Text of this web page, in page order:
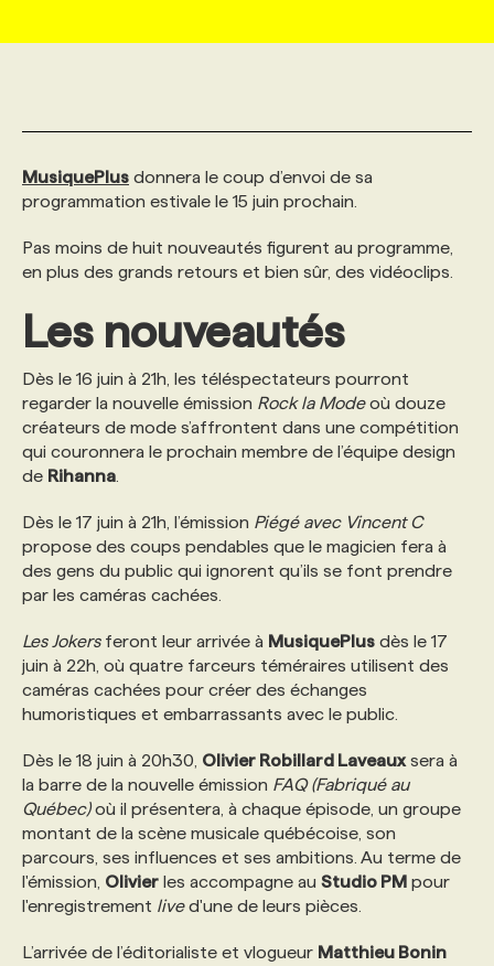
AFFAIRES DE L'INDUSTRIE
INITIATIVES NUMÉRIQUES
PRIX ET DISTINCTIONS
TENDANCES
WEB & MÉDIAS SOCIAUX
MARKETING DURABLE
GEO/SEO
ÉVÉNEMENTIEL
NOS AUTEUR‧RICES
INFOLETTRE PUBLICITÉ
ANNONCEZ AVEC NOUS
CONSULTER LA CVTHÈQUE
PROFIL ENTREPRISE
FAQ
ANNONCEZ AVEC NOUS
VOIR LES OFFRES
PROFIL CANDIDAT
FAQ
ANNONCEZ AVEC NOUS
NOS FORMATIONS EN LIGNE
NOS PARCOURS DE FORMATIONS
FORMATIONS PERSONNALISÉES
NOS FORMATEUR‧RICES
POURQUOI CHOISIR NOS FORMATIONS
NOS TARIFS
PROGRAMMES DE SUBVENTIONS
ANNONCEZ AVEC NOUS
CHASSE DE TÊTE
SERVICE DE CHASSE DE TÊTE
NOS TARIFS
NOS EXPERTISES
FAQ
ANNONCEZ AVEC NOUS
MusiquePlus donnera le coup d’envoi de sa
programmation estivale le 15 juin prochain.
Pas moins de huit nouveautés figurent au programme,
en plus des grands retours et bien sûr, des vidéoclips.
Les nouveautés
Dès le 16 juin à 21h, les téléspectateurs pourront
regarder la nouvelle émission Rock la Modeoù douze
créateurs de mode s’affrontent dans une compétition
qui couronnera le prochain membre de l’équipe design
de Rihanna
Dès le 17 juin à 21h, l’émission Piégé avec Vincent C
propose des coups pendables que le magicien fera à
des gens du public qui ignorent qu’ils se font prendre
par les caméras cachées.
Les Jokersferont leur arrivée à MusiquePlus dès le 17
juin à 22h, où quatre farceurs téméraires utilisent des
caméras cachées pour créer des échanges
humoristiques et embarrassants avec le public.
Dès le 18 juin à 20h30, Olivier Robillard Laveaux sera à
la barre de la nouvelle émission FAQ (Fabriqué au
Québec)où il présentera, à chaque épisode, un groupe
montant de la scène musicale québécoise, son
parcours, ses influences et ses ambitions. Au terme de
l'émission, Olivier les accompagne au Studio PM pour
l'enregistrement lived'une de leurs pièces.
L’arrivée de l’éditorialiste et vlogueur Matthieu Bonin